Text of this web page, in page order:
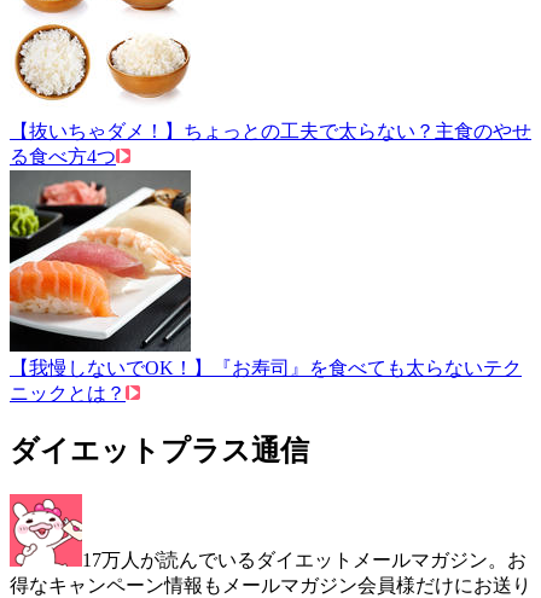
【抜いちゃダメ！】ちょっとの工夫で太らない？主食のやせ
る食べ方4つ
【我慢しないでOK！】『お寿司』を食べても太らないテク
ニックとは？
ダイエットプラス通信
17万人が読んでいるダイエットメールマガジン。お
得なキャンペーン情報もメールマガジン会員様だけにお送り